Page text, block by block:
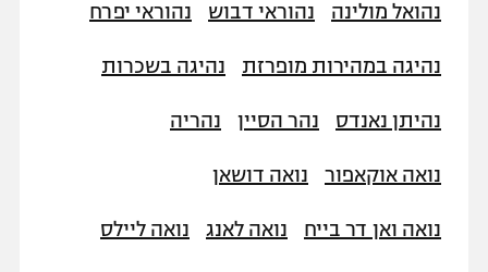
נהואל מולינה נהוראי דבוש נהוראי יפרח
נהיגה במהירות מופרזת נהיגה בשכרות
נהיתן נאנדס נהר הסיין נהריה
נואה אוקאפור נואה דושאן
נואה ואן דר בייח נואה לאנג נואה ליילס